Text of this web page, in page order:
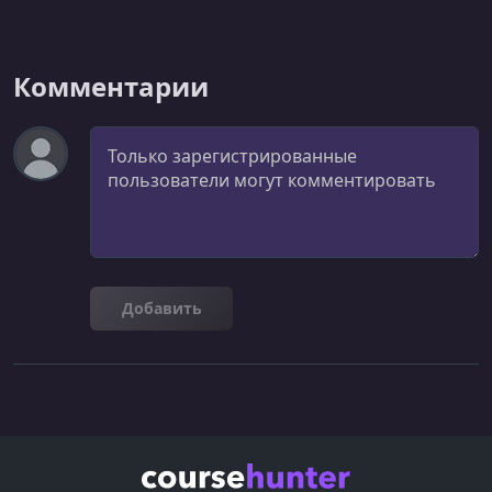
Комментарии
Комментарий
Добавить